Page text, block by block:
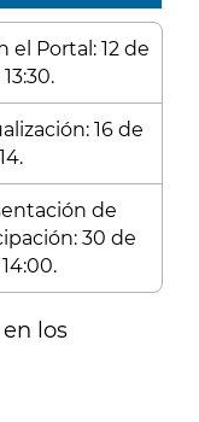
el Portal: 12 de
16 de
de
30 de
los